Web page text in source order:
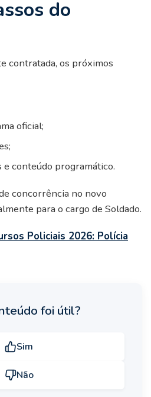
do
contratada, os próximos
oficial;
e conteúdo programático.
concorrência no novo
para o cargo de Soldado.
Policiais 2026: Polícia
foi útil?
Sim
Não